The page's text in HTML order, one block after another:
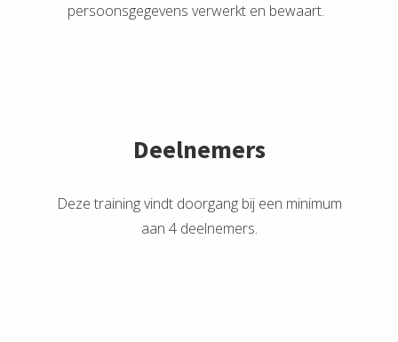
persoonsgegevens verwerkt en bewaart.
Deelnemers
Deze training vindt doorgang bij een minimum
aan 4 deelnemers.